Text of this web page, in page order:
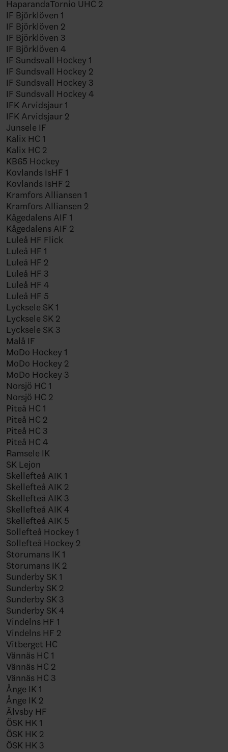
HaparandaTornio UHC 2
IF Björklöven 1
IF Björklöven 2
IF Björklöven 3
IF Björklöven 4
IF Sundsvall Hockey 1
IF Sundsvall Hockey 2
IF Sundsvall Hockey 3
IF Sundsvall Hockey 4
IFK Arvidsjaur 1
IFK Arvidsjaur 2
Junsele IF
Kalix HC 1
Kalix HC 2
KB65 Hockey
Kovlands IsHF 1
Kovlands IsHF 2
Kramfors Alliansen 1
Kramfors Alliansen 2
Kågedalens AIF 1
Kågedalens AIF 2
Luleå HF Flick
Luleå HF 1
Luleå HF 2
Luleå HF 3
Luleå HF 4
Luleå HF 5
Lycksele SK 1
Lycksele SK 2
Lycksele SK 3
Malå IF
MoDo Hockey 1
MoDo Hockey 2
MoDo Hockey 3
Norsjö HC 1
Norsjö HC 2
Piteå HC 1
Piteå HC 2
Piteå HC 3
Piteå HC 4
Ramsele IK
SK Lejon
Skellefteå AIK 1
Skellefteå AIK 2
Skellefteå AIK 3
Skellefteå AIK 4
Skellefteå AIK 5
Sollefteå Hockey 1
Sollefteå Hockey 2
Storumans IK 1
Storumans IK 2
Sunderby SK 1
Sunderby SK 2
Sunderby SK 3
Sunderby SK 4
Vindelns HF 1
Vindelns HF 2
Vitberget HC
Vännäs HC 1
Vännäs HC 2
Vännäs HC 3
Ånge IK 1
Ånge IK 2
Älvsby HF
ÖSK HK 1
ÖSK HK 2
ÖSK HK 3